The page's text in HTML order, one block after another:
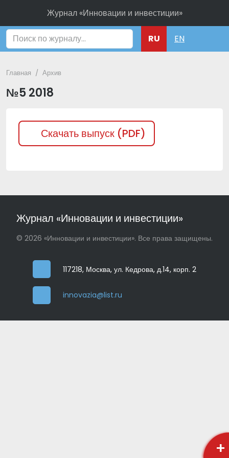
Журнал «Инновации и инвестиции»
RU EN
Главная Архив
№5 2018
Скачать выпуск (PDF)
Журнал «Инновации и инвестиции»
© 2026 «Инновации и инвестиции». Все права защищены.
117218, Москва, ул. Кедрова, д.14, корп. 2
innovazia@list.ru
+